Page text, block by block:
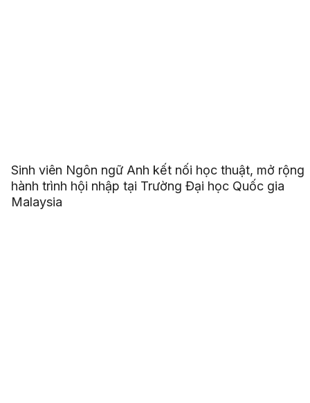
Sinh viên Ngôn ngữ Anh kết nối học thuật, mở rộng
hành trình hội nhập tại Trường Đại học Quốc gia
Malaysia